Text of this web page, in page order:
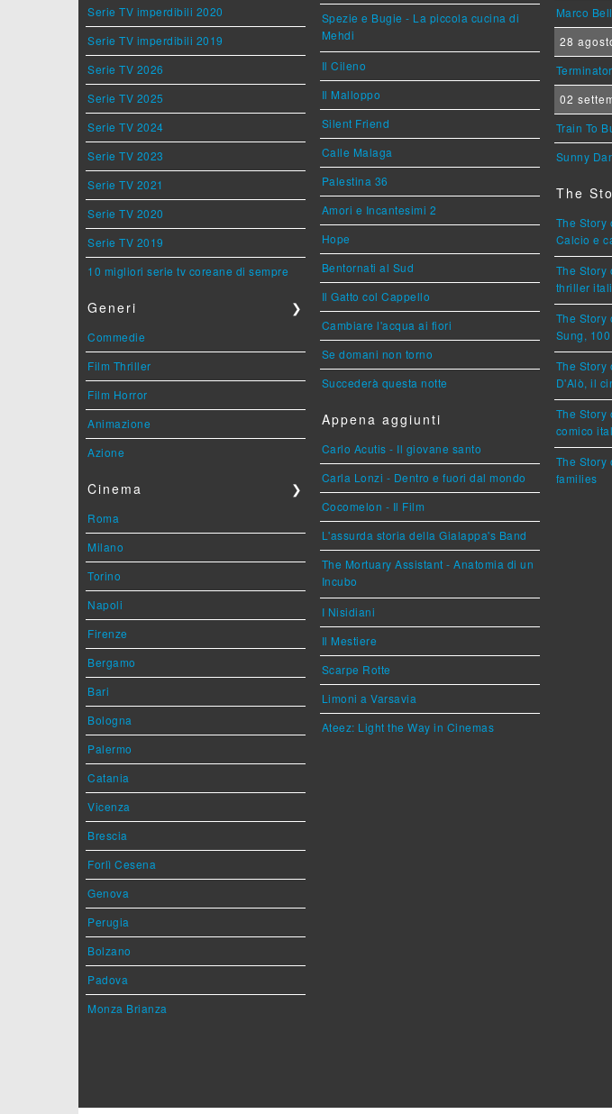
Serie TV imperdibili 2020
Serie TV imperdibili 2019
Serie TV 2026
Serie TV 2025
Serie TV 2024
Serie TV 2023
Serie TV 2021
Serie TV 2020
Serie TV 2019
10 migliori serie tv coreane di sempre
Generi ❯
Commedie
Film Thriller
Film Horror
Animazione
Azione
Cinema ❯
Roma
Milano
Torino
Napoli
Firenze
Bergamo
Bari
Bologna
Palermo
Catania
Vicenza
Brescia
Forlì Cesena
Genova
Perugia
Bolzano
Padova
Monza Brianza
Spezie e Bugie - La piccola cucina di
Mehdi
Il Cileno
Il Malloppo
Silent Friend
Calle Malaga
Palestina 36
Amori e Incantesimi 2
Hope
Bentornati al Sud
Il Gatto col Cappello
Cambiare l'acqua ai fiori
Se domani non torno
Succederà questa notte
Appena aggiunti
Carlo Acutis - Il giovane santo
Carla Lonzi - Dentro e fuori dal mondo
Cocomelon - Il Film
L'assurda storia della Gialappa's Band
The Mortuary Assistant - Anatomia di un
Incubo
I Nisidiani
Il Mestiere
Scarpe Rotte
Limoni a Varsavia
Ateez: Light the Way in Cinemas
Marco
28
02
Train To
Sunny
The
The Story
Calcio e
The Story
thriller
The Story
Sung,
The Story
D'Alò, il
The Story
comico
The Story
families